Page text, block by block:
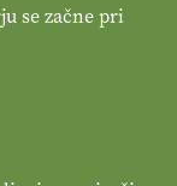
zdrava tla in
#IMCAP #CAP
se začne pri